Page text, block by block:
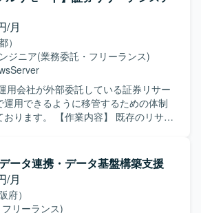
ていただきます。 既存バッチの移行に
に必要となる新規バッチの開発も担
移行テストの計画・実施、リリース
応も含め、一連の開発ライフサイク
求める人物像】 業務要
り組み、責任感を持って対応してい
います。進捗状況や成果物、問題発生
切なタイミングで報告・説明が行え
力をお持ちの方を歓迎いたします。
わることで、ドメイン知識と技術ス
ただけます。既存システムの移管と
を経験できるため、レガシー資産の
/月
）
ジニア(業務委託・フリーランス)
用会社が外部委託している証券リサー
用できるように移管するための体制
容】 既存のリサー
への書き換え、移行に伴うテスト
および運用対応を行っていただきま
応じて新規バッチの設計・開発・テ
像】 業務要件に
ータ連携・データ基盤構築支援
/月
府）
リーランス)